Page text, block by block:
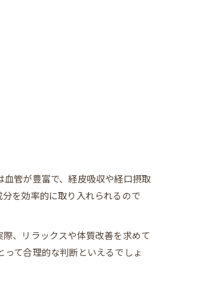
管が豊富で、経皮吸収や経口摂取
を効率的に取り入れられるので
、リラックスや体質改善を求めて
て合理的な判断といえるでしょ